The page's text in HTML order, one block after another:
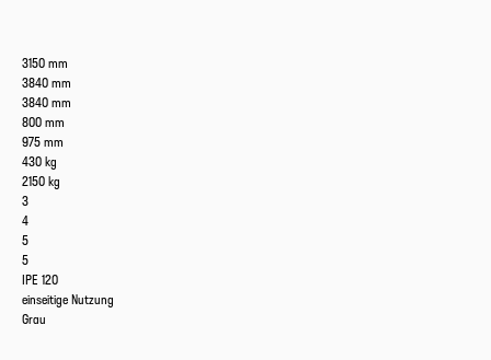
3150 mm
3840 mm
3840 mm
800 mm
975 mm
430 kg
2150 kg
3
4
5
5
IPE 120
einseitige Nutzung
Grau